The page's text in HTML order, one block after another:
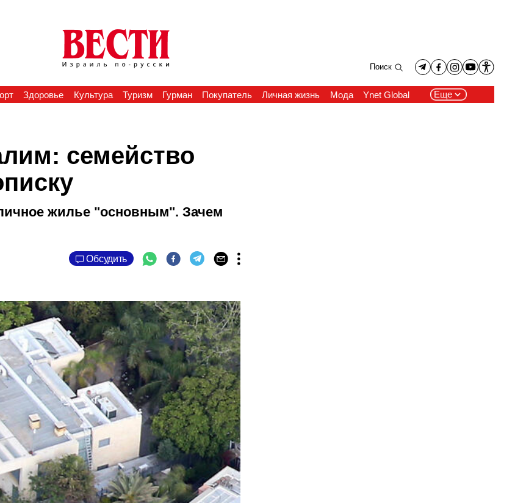
Поиск
Здоровье Культура Туризм Гурман Покупатель Личная жизнь Мода Ynet Global Еще
семейство
жилье "основным". Зачем
Обсудить